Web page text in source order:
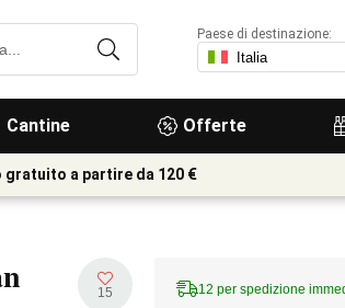
Cantine Offerte
Paese di destinazione:
a partire da 120 €
15 12 per spedizione